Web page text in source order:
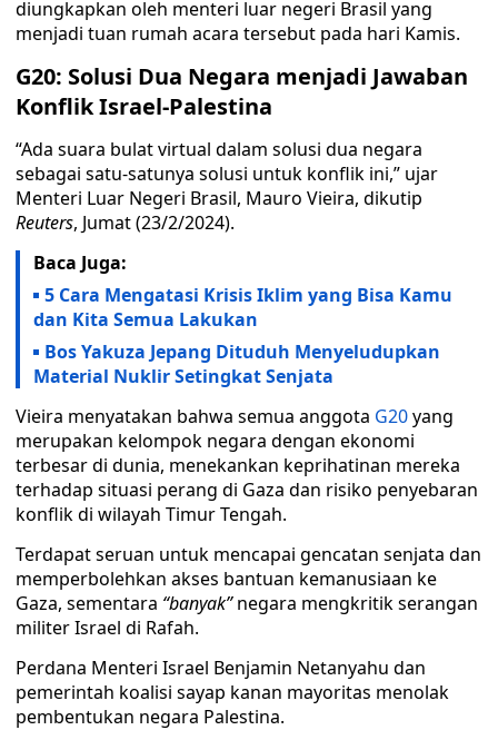
diungkapkan oleh menteri luar negeri Brasil yang
menjadi tuan rumah acara tersebut pada hari Kamis.
G20: Solusi Dua Negara menjadi Jawaban
Konflik Israel-Palestina
“Ada suara bulat virtual dalam solusi dua negara
sebagai satu-satunya solusi untuk konflik ini,” ujar
Menteri Luar Negeri Brasil, Mauro Vieira, dikutip
Reuters, Jumat (23/2/2024).
Baca Juga:
5 Cara Mengatasi Krisis Iklim yang Bisa Kamu
dan Kita Semua Lakukan
Bos Yakuza Jepang Dituduh Menyeludupkan
Material Nuklir Setingkat Senjata
Vieira menyatakan bahwa semua anggota G20yang
merupakan kelompok negara dengan ekonomi
terbesar di dunia, menekankan keprihatinan mereka
terhadap situasi perang di Gaza dan risiko penyebaran
konflik di wilayah Timur Tengah.
Terdapat seruan untuk mencapai gencatan senjata dan
memperbolehkan akses bantuan kemanusiaan ke
Gaza, sementara “banyak”negara mengkritik serangan
militer Israel di Rafah.
Perdana Menteri Israel Benjamin Netanyahu dan
pemerintah koalisi sayap kanan mayoritas menolak
pembentukan negara Palestina.